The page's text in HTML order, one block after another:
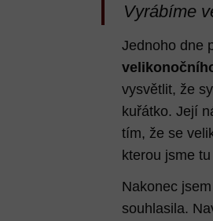
Vyrábíme
Jednoho dne
vysvětlit, že
kuřátko. Její
tím, že se
kterou jsme
Nakonec
souhlasila.